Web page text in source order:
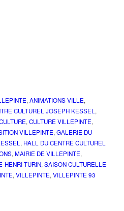
,ANIMATIONS VILLE,
CULTUREL JOSEPH KESSEL,
,CULTURE VILLEPINTE,
VILLEPINTE,GALERIE DU
, HALL DU CENTRE CULTUREL
,MAIRIE DE VILLEPINTE,
HENRI TURIN,SAISON CULTURELLE
,VILLEPINTE,VILLEPINTE 93